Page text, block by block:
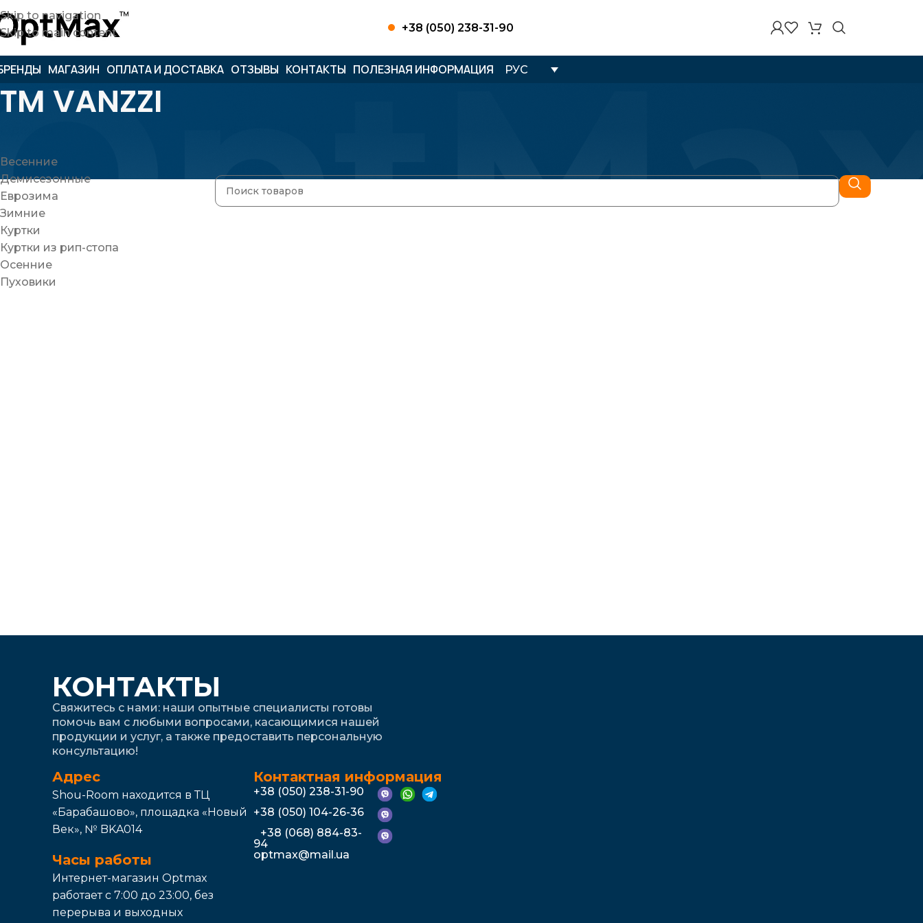
Skip to navigation
Skip to main content
+38 (050) 238-31-90
МАГАЗИН ОПЛАТА И ДОСТАВКА ОТЗЫВЫ КОНТАКТЫ ПОЛЕЗНАЯ ИНФОРМАЦИЯ РУС
TM VANZZI
Весенние
Демисезонные
Еврозима
Зимние
Куртки
Куртки из рип-стопа
Осенние
Пуховики
КОНТАКТЫ
Свяжитесь с нами: наши опытные специалисты готовы
помочь вам с любыми вопросами, касающимися нашей
продукции и услуг, а также предоставить персональную
консультацию!
Адрес
Shou-Room находится в ТЦ
«Барабашово», площадка «Новый
Век», № BKA014
Часы работы
Интернет-магазин Optmax
работает с 7:00 до 23:00, без
перерыва и выходных
Контактная информация
+38 (050) 238-31-90
+38 (050) 104-26-36
+38 (068) 884-83-
94
optmax@mail.ua